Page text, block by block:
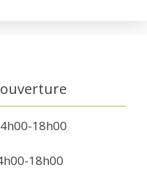
18h00
18h00